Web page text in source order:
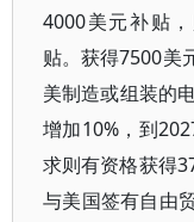
4000美元补贴
贴。获得7500美
美制造或组装的
增加10%，到
求则有资格获得
与美国签有自由